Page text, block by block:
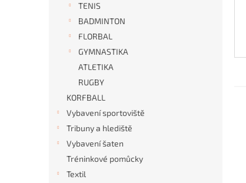
TENIS
BADMINTON
FLORBAL
GYMNASTIKA
ATLETIKA
RUGBY
KORFBALL
Vybavení sportoviště
Tribuny a hlediště
Vybavení šaten
Tréninkové pomůcky
Textil